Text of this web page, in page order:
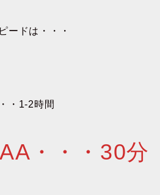
ードは・・・
・1-2時間
・・・30分